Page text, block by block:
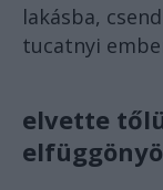
lakásba,
tucatnyi
elvette